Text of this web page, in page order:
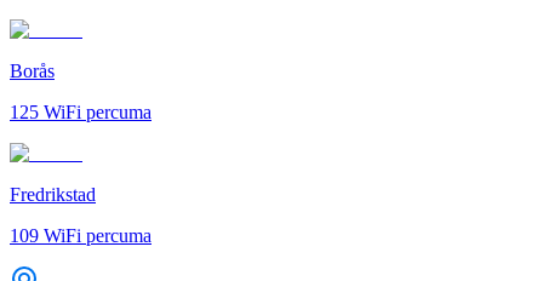
Borås
125 WiFi percuma
Fredrikstad
109 WiFi percuma